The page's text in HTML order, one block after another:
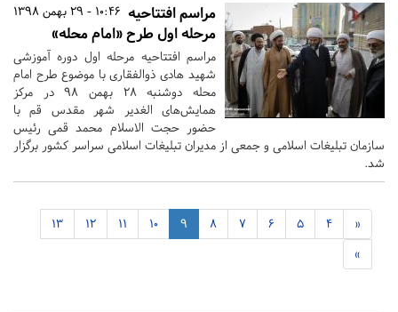
10:46 - 29 بهمن 1398 مراسم افتتاحیه
مرحله اول طرح «امام محله»
مراسم افتتاحیه مرحله اول دوره آموزشی
شهید هادی ذوالفقاری با موضوع طرح امام
محله دوشنبه ۲۸ بهمن ۹۸ در مرکز
همایش‌های الغدیر شهر مقدس قم با
حضور حجت الاسلام محمد قمی رئیس
سازمان تبلیغات اسلامی و جمعی از مدیران تبلیغات اسلامی سراسر کشور برگزار
شد.
«
4
5
6
7
8
9
10
11
12
13
»